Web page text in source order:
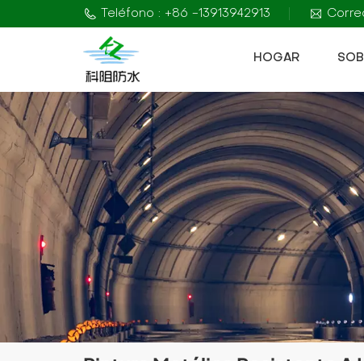
Teléfono : +86 -13913942913
HOGAR